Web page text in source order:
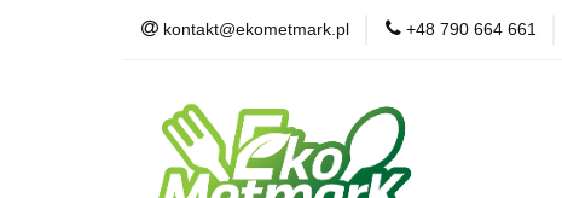
kontakt@ekometmark.pl +48 790 664 661
Żywność Ekologiczna
Witaminy i Suplementy